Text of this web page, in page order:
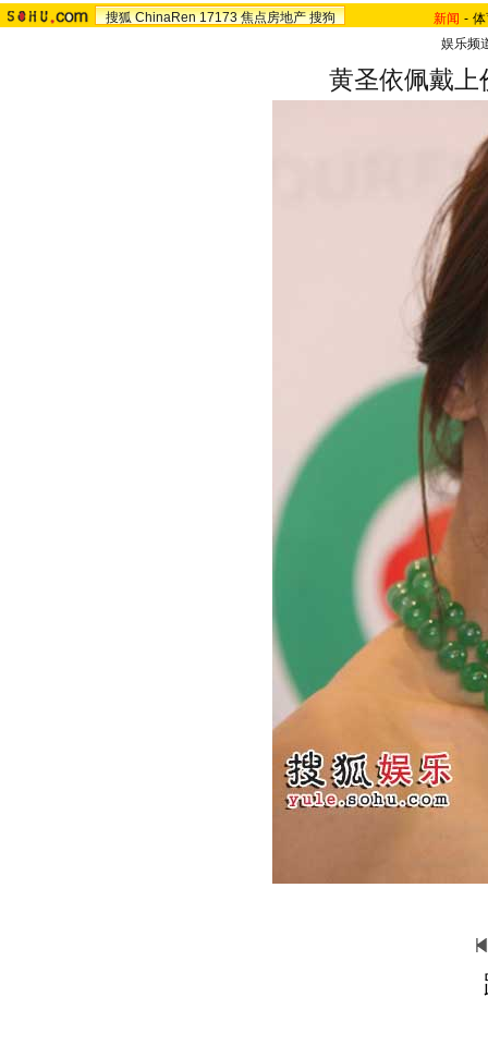
搜狐 ChinaRen 17173 焦点房地产 搜狗 新闻 -
娱乐频
黄圣依佩戴上